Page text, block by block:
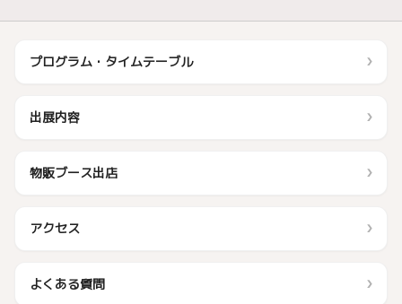
プログラム・タイムテーブル
出展内容
物販ブース出店
アクセス
よくある質問